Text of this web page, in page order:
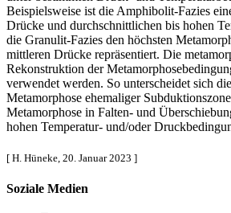
Beispielsweise ist die Amphibolit-Fazies
Drücke und durchschnittlichen bis hohen
die Granulit-Fazies den höchsten
mittleren Drücke repräsentiert. Die
Rekonstruktion der
verwendet werden. So unterscheidet sich die
Metamorphose ehemaliger
Metamorphose in Falten- und
hohen Temperatur- und/oder
[ H. Hüneke, 20. Januar 2023 ]
Soziale Medien